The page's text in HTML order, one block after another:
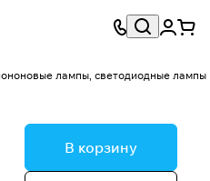
лампы, светодиодные лампы
В корзину